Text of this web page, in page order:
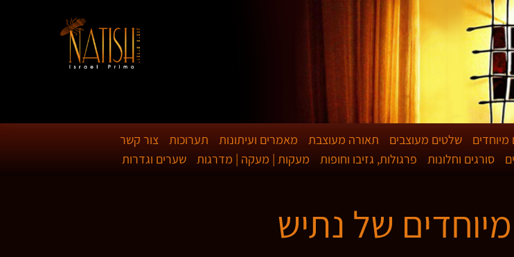
מיוחדים שלטים מעוצבים תאורה מעוצבת מאמרים ועיתונות תערוכות
צור קשר
סורגים וחלונות פרגולות, גזיבו וחופות מעקות | מעקה | מדרגות שערים וגדרות
של נתיש